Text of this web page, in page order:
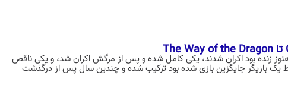
زنده بود اکران شدند، یکی کامل شده و پس از مرگش اکران شد، و یکی ناقص
یک بازیگر جایگزین بازی شده بود ترکیب شده و چندین سال پس از درگذشت